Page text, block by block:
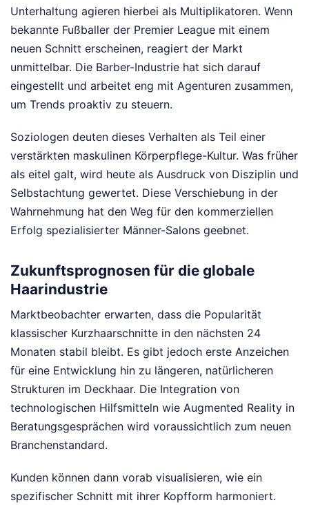
Unterhaltung agieren hierbei als Multiplikatoren. Wenn
bekannte Fußballer der Premier League mit einem
neuen Schnitt erscheinen, reagiert der Markt
unmittelbar. Die Barber-Industrie hat sich darauf
eingestellt und arbeitet eng mit Agenturen zusammen,
um Trends proaktiv zu steuern.
Soziologen deuten dieses Verhalten als Teil einer
verstärkten maskulinen Körperpflege-Kultur. Was früher
als eitel galt, wird heute als Ausdruck von Disziplin und
Selbstachtung gewertet. Diese Verschiebung in der
Wahrnehmung hat den Weg für den kommerziellen
Erfolg spezialisierter Männer-Salons geebnet.
Zukunftsprognosen für die globale
Haarindustrie
Marktbeobachter erwarten, dass die Popularität
klassischer Kurzhaarschnitte in den nächsten 24
Monaten stabil bleibt. Es gibt jedoch erste Anzeichen
für eine Entwicklung hin zu längeren, natürlicheren
Strukturen im Deckhaar. Die Integration von
technologischen Hilfsmitteln wie Augmented Reality in
Beratungsgesprächen wird voraussichtlich zum neuen
Branchenstandard.
Kunden können dann vorab visualisieren, wie ein
spezifischer Schnitt mit ihrer Kopfform harmoniert.